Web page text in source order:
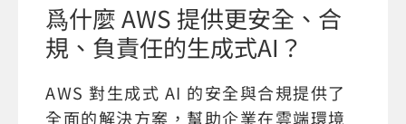
爲什麼 AWS 提供更安全、合
規、負責任的生成式AI？
AWS 對生成式 AI 的安全與合規提供了
全面的解決方案，幫助企業在雲端環境